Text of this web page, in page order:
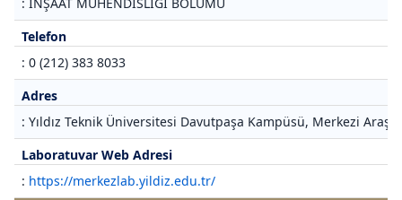
Telefon
: 0 (212) 383 8033
Adres
: Yıldız Teknik Üniversitesi Davutpaşa Kampüsü, Merkezi
Laboratuvar Web Adresi
: https://merkezlab.yildiz.edu.tr/